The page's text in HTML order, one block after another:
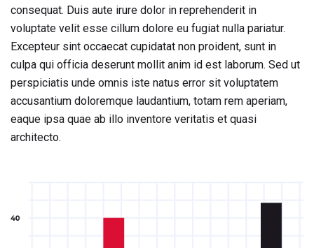
consequat. Duis aute irure dolor in reprehenderit in
voluptate velit esse cillum dolore eu fugiat nulla pariatur.
Excepteur sint occaecat cupidatat non proident, sunt in
culpa qui officia deserunt mollit anim id est laborum. Sed ut
perspiciatis unde omnis iste natus error sit voluptatem
accusantium doloremque laudantium, totam rem aperiam,
eaque ipsa quae ab illo inventore veritatis et quasi
architecto.